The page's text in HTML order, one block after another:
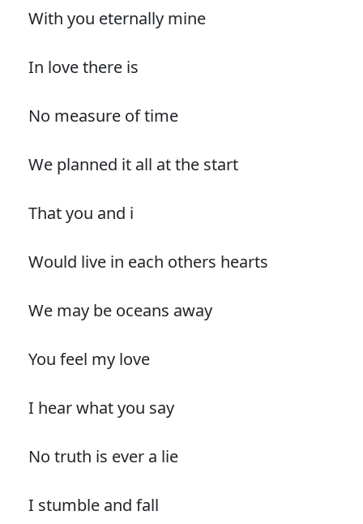
With you eternally mine
In love there is
No measure of time
We planned it all at the start
That you and i
Would live in each others hearts
We may be oceans away
You feel my love
I hear what you say
No truth is ever a lie
I stumble and fall